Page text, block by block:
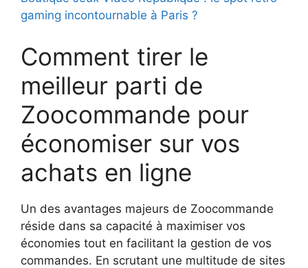
gaming incontournable à Paris ?
Comment tirer le
meilleur parti de
Zoocommande pour
économiser sur vos
achats en ligne
Un des avantages majeurs de Zoocommande
réside dans sa capacité à maximiser vos
économies tout en facilitant la gestion de vos
commandes. En scrutant une multitude de sites